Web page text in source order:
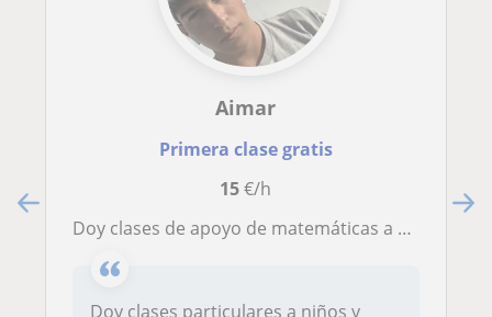
Aimar
Primera clase gratis
15€/h
Doy clases de apoyo de matemáticas a niños q lo necesiten
Doy clases particulares a niños y